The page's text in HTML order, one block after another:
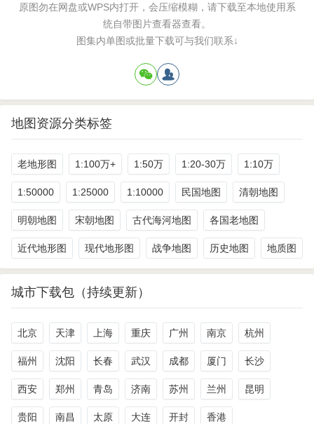
原图勿在网盘或WPS内打开，会压缩模糊，请下载至本地使用系
统自带图片查看器查看。
图集内单图或批量下载可与我们联系↓
地图资源分类标签
老地形图 1:100万+ 1:50万 1:20-30万 1:10万
1:50000 1:25000 1:10000 民国地图 清朝地图
明朝地图 宋朝地图 古代海河地图 各国老地图
近代地形图 现代地形图 战争地图 历史地图 地质图
城市下载包（持续更新）
北京 天津 上海 重庆 广州 南京 杭州
福州 沈阳 长春 武汉 成都 厦门 长沙
西安 郑州 青岛 济南 苏州 兰州 昆明
贵阳 南昌 太原 大连 开封 香港